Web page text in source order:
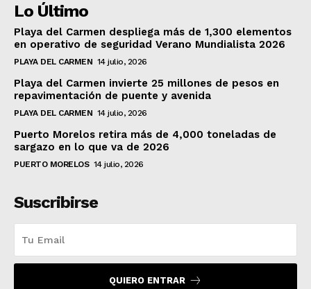
Lo Último
Playa del Carmen despliega más de 1,300 elementos
en operativo de seguridad Verano Mundialista 2026
PLAYA DEL CARMEN 14 julio, 2026
Playa del Carmen invierte 25 millones de pesos en
repavimentación de puente y avenida
PLAYA DEL CARMEN 14 julio, 2026
Puerto Morelos retira más de 4,000 toneladas de
sargazo en lo que va de 2026
PUERTO MORELOS 14 julio, 2026
Suscribirse
QUIERO ENTRAR